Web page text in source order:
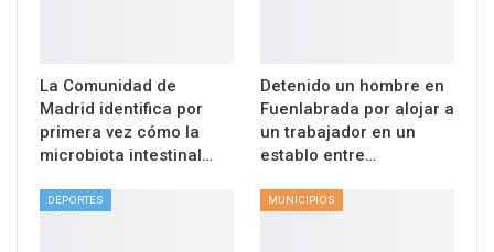
La Comunidad de
Madrid identifica por
primera vez cómo la
microbiota intestinal…
Detenido un hombre en
Fuenlabrada por alojar a
un trabajador en un
establo entre…
DEPORTES MUNICIPIOS